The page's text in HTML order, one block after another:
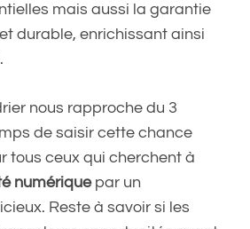
mais aussi la garantie
durable, enrichissant ainsi
nous rapproche du 3
de saisir cette chance
tous ceux qui cherchent à
numériquepar un
Reste à savoir si les